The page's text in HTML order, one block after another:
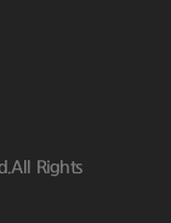
Rights